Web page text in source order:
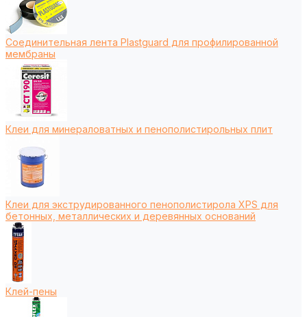
Соединительная лента Plastguard для профилированной
мембраны
Клеи для минераловатных и пенополистирольных плит
Клеи для экструдированного пенополистирола XPS для
бетонных, металлических и деревянных оснований
Клей-пены